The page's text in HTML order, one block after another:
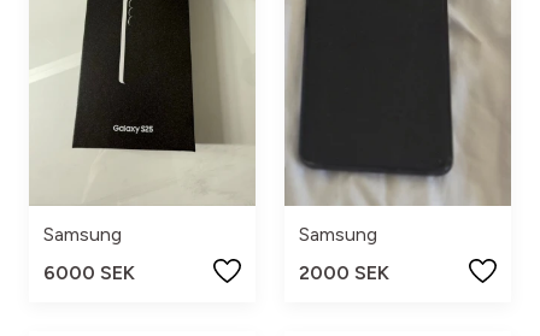
Samsung
6000 SEK
Samsung
2000 SEK